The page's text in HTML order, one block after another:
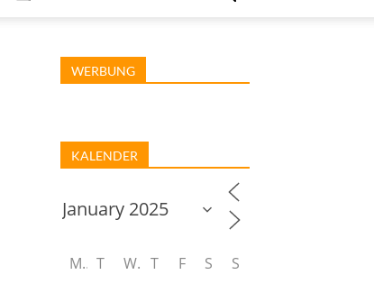
WERBUNG
KALENDER
M T W T F S S